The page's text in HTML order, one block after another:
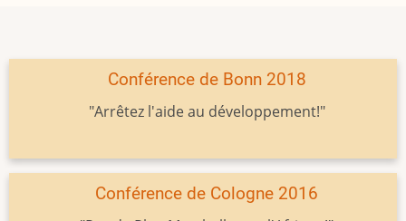
Conférence de Bonn 2018
"Arrêtez l'aide au développement!"
Conférence de Cologne 2016